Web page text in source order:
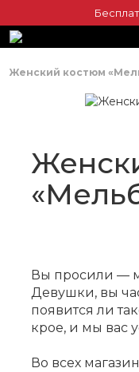
Женский костюм
Вы просили —
Девушки, вы
появится ли
крое, и мы вас
Во всех